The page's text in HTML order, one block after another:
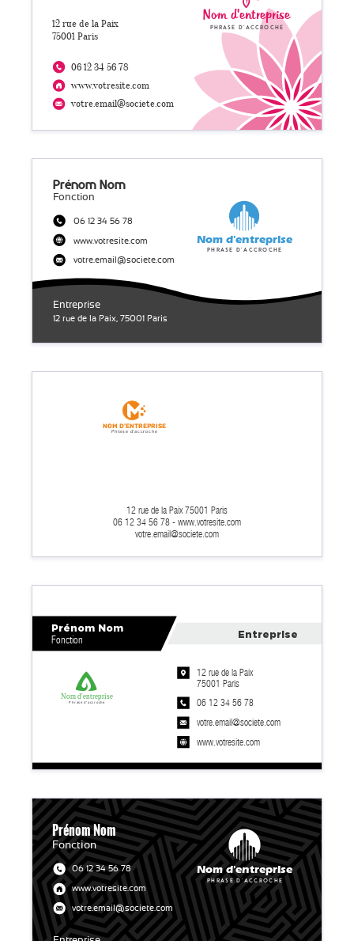
votre.email@societe.com
06 12 34 56 78
www.votresite.com
12 rue de la Paix
75001 Paris
Nom d'entreprise
Phrase d'accroche
12 rue de la Paix, 75001 Paris
Entreprise
www.votresite.com
votre.email@societe.com
06 12 34 56 78
Fonction
Nom d'entreprise
Phrase d'accroche
Prénom Nom
Nom d'entreprise
Phrase d'accroche
votre.email@societe.com
06 12 34 56 78 - www.votresite.com
12 rue de la Paix 75001 Paris
www.votresite.com
06 12 34 56 78
votre.email@societe.com
12 rue de la Paix
75001 Paris
Entreprise
Prénom Nom
Fonction
Nom d'entreprise
Phrase d'accroche
votre.email@societe.com
06 12 34 56 78
www.votresite.com
Fonction
Prénom Nom
Nom d'entreprise
Phrase d'accroche